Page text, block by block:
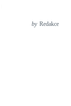
by Redakce